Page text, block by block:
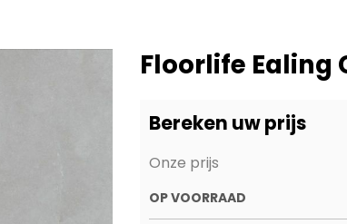
Floorlife Ealing
Bereken uw prijs
Onze prijs
OP VOORRAAD